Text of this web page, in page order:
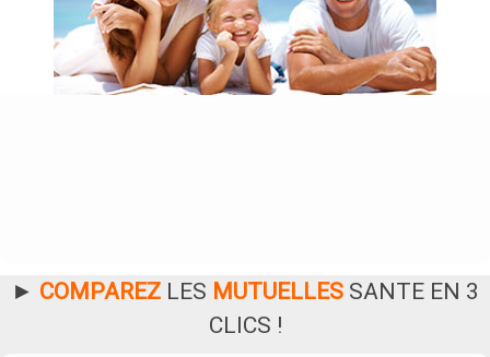
► COMPAREZ LES MUTUELLES SANTE EN 3
CLICS !